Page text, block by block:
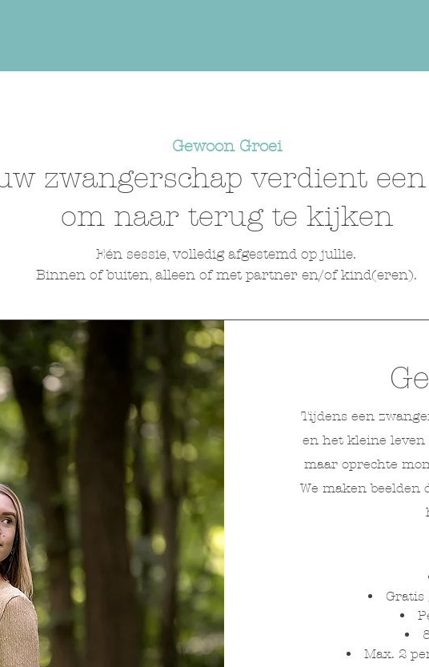
Gewoon Groei
zwangerschap verdient
om naar terug te kijken
Eén sessie, volledig afgestemd op jullie.
Binnen of buiten, alleen of met partner en/of kind(eren).
Tijdens een
en het kleine leven
maar oprechte
We maken
Gratis
Max. 2